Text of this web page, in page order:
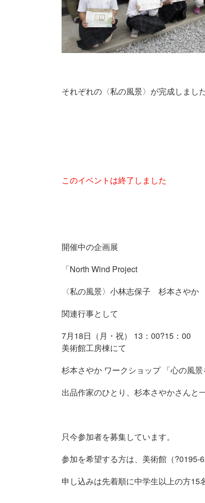
それぞれの〈私の風景〉が完成しまし
このイベントは終了しました
開催中の企画展
「North Wind Project
〈私の風景〉小林志保子 杉本さやか
関連行事として
7月18日（月・祝） 13：00?15：00
美術館工房棟にて
杉本さやか ワークショップ 「心の風景
出品作家のひとり、杉本さやかさんと
只今参加者を募集しています。
参加を希望する方は、美術館（?0195-
申し込みは先着順に中学生以上の方15